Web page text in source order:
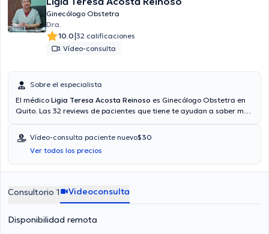
Ginecólogo Obstetra
Dra.
10.0|32 calificaciones
Vídeo-consulta
Sobre el especialista
El médico Ligia Teresa Acosta Reinoso es Ginecólogo Obstetra en
Quito. Las 32 reviews de pacientes que tiene te ayudan a saber más
es posible agendar una consulta médica mediante video-consulta.
El doctor proporciona mejores precios con las siguientes
aseguradoras: Consulta privada, Vía reembolso con cualquier
aseguradora. El precio de la consulta con el Dr. Ligia Teresa Acosta
consultorio son: Papanicolau.
Vídeo-consulta paciente nuevo$30
Ver todos los precios
Consultorio 1 Videoconsulta
Disponibilidad remota